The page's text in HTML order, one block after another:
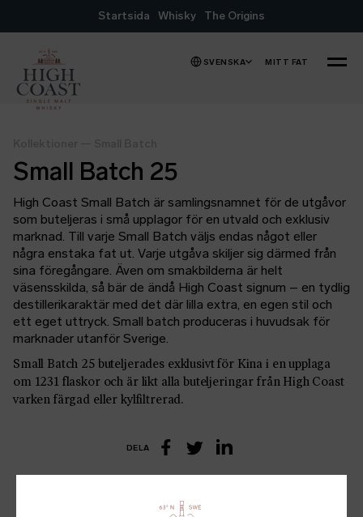
Hoppa till innehåll
SVENSKA MITT FAT MENY
Startsida Whisky The Origins
Small Batch 25
High Coast Small Batch är samlingsnamnet för de utgåvor
som buteljeras i små upplagor för en utvald och exklusiv
marknad. Till varje Small Batch väljs endas något eller
några enstaka fat ut. Varje utgåva skiljer sig därmed från
sina föregångare. Även om smakbilderna är helt
väsensskilda, så bär de ändå High Coast signum – en tydlig
destillerikaraktär med det där lilla extra, en egen stil och
ett eget uttryck. Small batch produceras i huvudsak för
marknader utanför Sverige.
Small Batch 25 buteljerades exklusivt för Kina i en upplaga
om 1231 flaskor och är likt alla buteljeringar från High Coast
varken färgad eller kylfiltrerad.
DELA
Facebook
TwitterLinkedIn